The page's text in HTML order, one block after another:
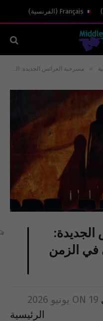
)
Français
( الفرنسية)
» مسرحية العرائس الجديدة: التحكم السياسي في الزمن وتدوير الفراغ
في الزمن
ON 19 يونيو 2026
الرئيسية